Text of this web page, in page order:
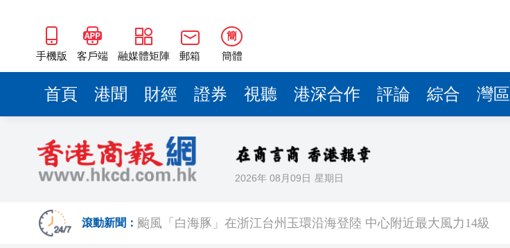
手機版 客戶端 融媒體矩陣 郵箱
簡
簡體
首頁 港聞 財經 證券 視聽 港深合作 評論 綜合 灣區
2026年 08月09日 星期日
滾動新聞：
颱風「白海豚」在浙江台州玉環沿海登陸 中心附近最大風力14級